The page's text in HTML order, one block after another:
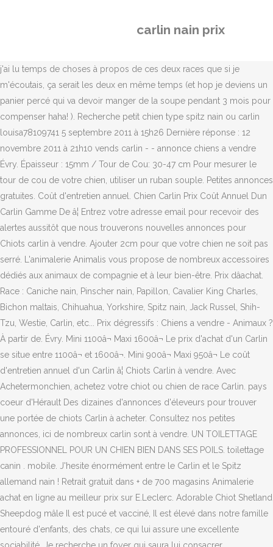
carlin nain prix
j'ai lu temps de choses à propos de ces deux races que si je
m'écoutais, ça serait les deux en même temps (et hop je deviens un
panier percé qui va devoir manger de la soupe pendant 3 mois pour
compenser haha! ). Recherche petit chien type spitz nain ou carlin
louisa78109741 5 septembre 2011 à 15h26 Dernière réponse : 12
novembre 2011 à 21h10 vends carlin - - annonce chiens a vendre
Évry. Épaisseur : 15mm / Tour de Cou: 30-47 cm Pour mesurer le
tour de cou de votre chien, utiliser un ruban souple. Petites annonces
gratuites. Coût d'entretien annuel. Chien Carlin Prix Coût Annuel Dun
Carlin Gamme De â¦ Entrez votre adresse email pour recevoir des
alertes aussitôt que nous trouverons nouvelles annonces pour
Chiots carlin à vendre. Ajouter 2cm pour que votre chien ne soit pas
serré. L'animalerie Animalis vous propose de nombreux accessoires
dédiés aux animaux de compagnie et à leur bien-être. Prix dâachat.
Race : Caniche nain, Pinscher nain, Papillon, Cavalier King Charles,
Bichon maltais, Chihuahua, Yorkshire, Spitz nain, Jack Russel, Shih-
Tzu, Westie, Carlin, etc... Prix dégressifs : Chiens a vendre - Animaux ?
À partir de. Évry. Mini 1100â¬ Maxi 1600â¬ Le prix d'achat d'un Carlin
se situe entre 1100â¬ et 1600â¬. Mini 900â¬ Maxi 950â¬ Le coût
d'entretien annuel d'un Carlin â¦ Chiots Carlin à vendre. Avec
Achetermonchien, achetez votre chiot ou chien de race Carlin. pays
coeur d'Hérault Des dizaines d'annonces d'éleveurs pour trouver
une portée de chiots Carlin à acheter. Consultez nos petites
annonces, ici de nombreux carlin sont à vendre. UN TOILETTAGE
PROFESSIONNEL POUR UN CHIEN BIEN DANS SES POILS. toilettage
canin . mobile. J'hesite énormément entre le Carlin et le Spitz
allemand nain ! Retrait gratuit dans + de 700 magasins Animalerie
achat en ligne au meilleur prix sur E.Leclerc. Adorable Chiot Shetland
Sheepdog mâle Il est pucé et vacciné, Il est élevé dans notre famille
entouré d'enfants, des chats, ce qui lui assure une excellente